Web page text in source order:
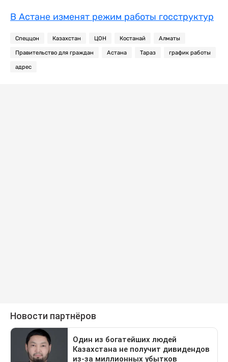
В Астане изменят режим работы госструктур
Спеццон Казахстан ЦОН Костанай Алматы
Правительство для граждан Астана Тараз график работы
адрес